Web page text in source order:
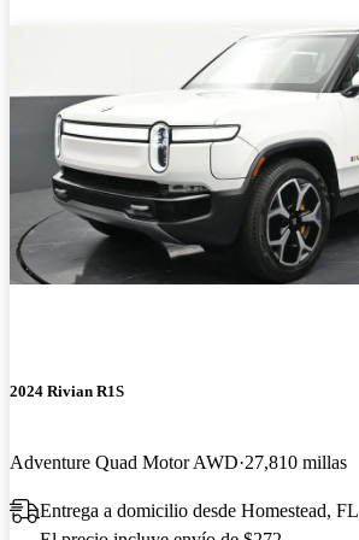
2024 Rivian R1S
Adventure Quad Motor AWD 27,810 millas
Entrega a domicilio desde Homestead, FL